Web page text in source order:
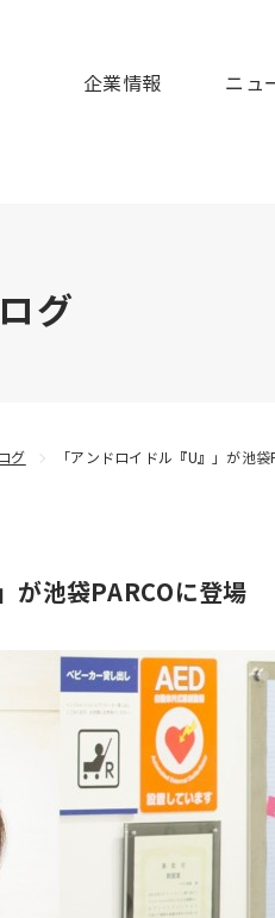
た皆様に謹んでお見舞い申
企業情報 ニュ
グ
が池袋PARCOに登場
グ 「アンドロイドル『U』」が池